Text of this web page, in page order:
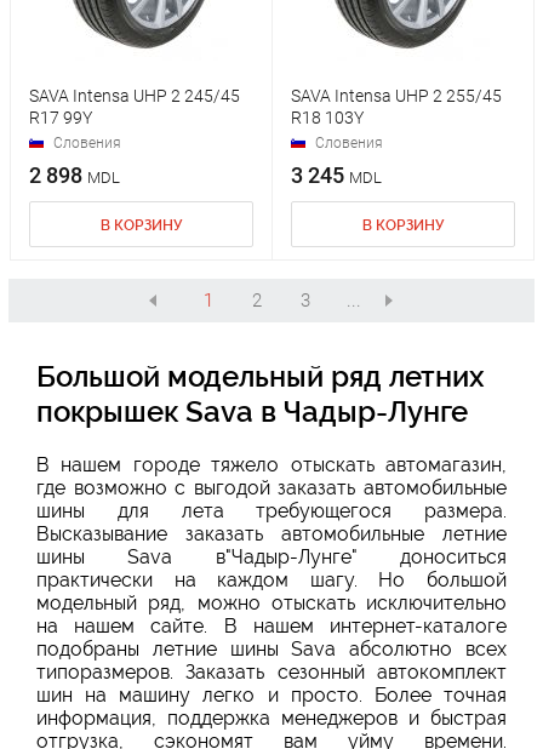
SAVA Intensa UHP 2 245/45
R17 99Y
Словения
2 898 MDL
В КОРЗИНУ
SAVA Intensa UHP 2 255/45
R18 103Y
Словения
3 245 MDL
В КОРЗИНУ
1 2 3 ...
Большой модельный ряд летних
покрышек Sava в Чадыр-Лунге
В нашем городе тяжело отыскать автомагазин,
где возможно с выгодой заказать автомобильные
шины для лета требующегося размера.
Высказывание заказать автомобильные летние
шины Sava в"Чадыр-Лунге" доноситься
практически на каждом шагу. Но большой
модельный ряд, можно отыскать исключительно
на нашем сайте. В нашем интернет-каталоге
подобраны летние шины Sava абсолютно всех
типоразмеров. Заказать сезонный автокомплект
шин на машину легко и просто. Более точная
информация, поддержка менеджеров и быстрая
отгрузка, сэкономят вам уйму времени.